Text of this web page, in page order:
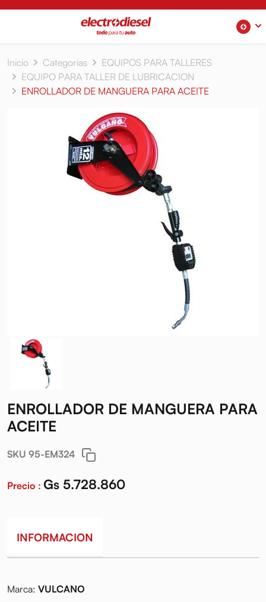
Inicio Categorias
EQUIPOS PARA TALLERES
EQUIPO PARA TALLER DE LUBRICACION
ENROLLADOR DE MANGUERA PARA ACEITE
ENROLLADOR DE MANGUERA PARA
ACEITE
SKU 95-EM324
Precio : Gs 5.728.860
INFORMACION
Marca: VULCANO